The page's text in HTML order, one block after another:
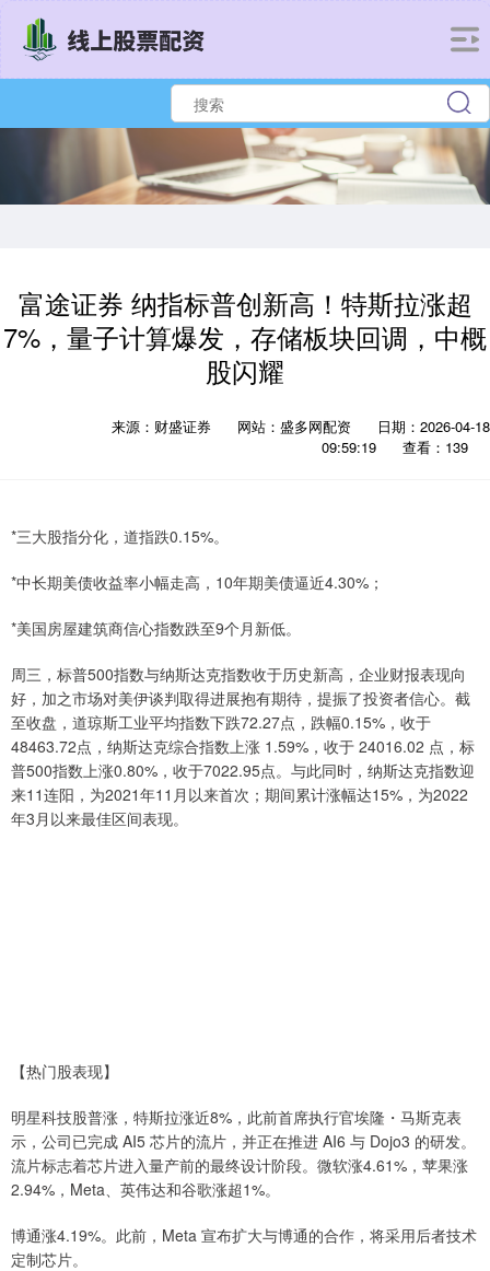
富途证券 纳指标普创新高！特斯拉涨超
7%，量子计算爆发，存储板块回调，中概
股闪耀
来源：财盛证券 网站：盛多网配资
日期：2026-04-18
09:59:19
查看：139
*三大股指分化，道指跌0.15%。
*中长期美债收益率小幅走高，10年期美债逼近4.30%；
*美国房屋建筑商信心指数跌至9个月新低。
周三，标普500指数与纳斯达克指数收于历史新高，企业财报表现向
好，加之市场对美伊谈判取得进展抱有期待，提振了投资者信心。截
至收盘，道琼斯工业平均指数下跌72.27点，跌幅0.15%，收于
48463.72点，纳斯达克综合指数上涨 1.59%，收于 24016.02 点，标
普500指数上涨0.80%，收于7022.95点。与此同时，纳斯达克指数迎
来11连阳，为2021年11月以来首次；期间累计涨幅达15%，为2022
年3月以来最佳区间表现。
【热门股表现】
明星科技股普涨，特斯拉涨近8%，此前首席执行官埃隆・马斯克表
示，公司已完成 AI5 芯片的流片，并正在推进 AI6 与 Dojo3 的研发。
流片标志着芯片进入量产前的最终设计阶段。微软涨4.61%，苹果涨
2.94%，Meta、英伟达和谷歌涨超1%。
博通涨4.19%。此前，Meta 宣布扩大与博通的合作，将采用后者技术
定制芯片。